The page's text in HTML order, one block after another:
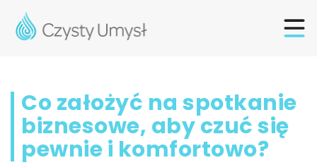
Co założyć na spotkanie
biznesowe, aby czuć się
pewnie i komfortowo?